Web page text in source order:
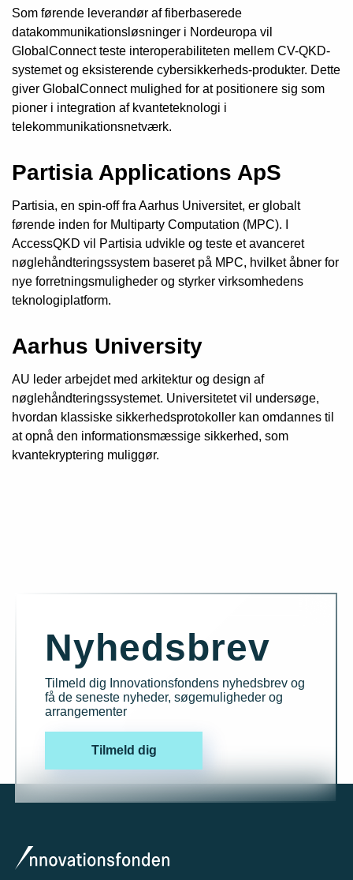
Som førende leverandør af fiberbaserede
datakommunikationsløsninger i Nordeuropa vil
GlobalConnect teste interoperabiliteten mellem CV-QKD-
systemet og eksisterende cybersikkerheds-produkter. Dette
giver GlobalConnect mulighed for at positionere sig som
pioner i integration af kvanteteknologi i
telekommunikationsnetværk.
Partisia Applications ApS
Partisia, en spin-off fra Aarhus Universitet, er globalt
førende inden for Multiparty Computation (MPC). I
AccessQKD vil Partisia udvikle og teste et avanceret
nøglehåndteringssystem baseret på MPC, hvilket åbner for
nye forretningsmuligheder og styrker virksomhedens
teknologiplatform.
Aarhus University
AU leder arbejdet med arkitektur og design af
nøglehåndteringssystemet. Universitetet vil undersøge,
hvordan klassiske sikkerhedsprotokoller kan omdannes til
at opnå den informationsmæssige sikkerhed, som
kvantekryptering muliggør.
Nyhedsbrev
Tilmeld dig Innovationsfondens nyhedsbrev og
få de seneste nyheder, søgemuligheder og
arrangementer
Tilmeld dig